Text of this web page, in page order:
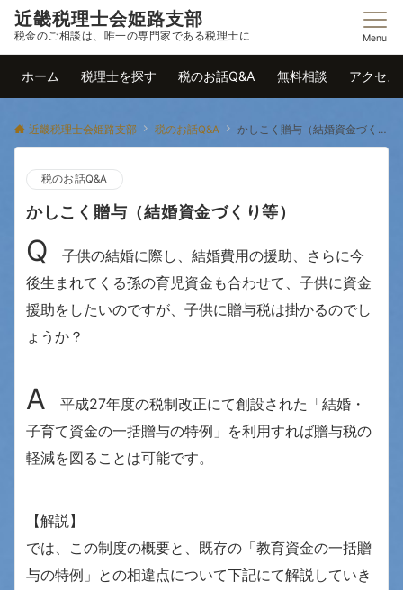
近畿税理士会姫路支部
税金のご相談は、唯一の専門家である税理士に Menu
ホーム 税理士を探す 税のお話Q&A 無料相談 アクセス
近畿税理士会姫路支部 税のお話Q&A かしこく贈与（結婚資金づくり等）
税のお話Q&A
かしこく贈与（結婚資金づくり等）
Q 子供の結婚に際し、結婚費用の援助、さらに今
後生まれてくる孫の育児資金も合わせて、子供に資金
援助をしたいのですが、子供に贈与税は掛かるのでし
ょうか？
A 平成27年度の税制改正にて創設された「結婚・
子育て資金の一括贈与の特例」を利用すれば贈与税の
軽減を図ることは可能です。
【解説】
では、この制度の概要と、既存の「教育資金の一括贈
与の特例」との相違点について下記にて解説していき